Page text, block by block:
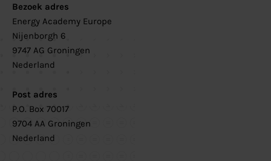
Bezoek adres
Energy Academy Europe
Nijenborgh 6
9747 AG Groningen
Nederland
Post adres
P.O. Box 70017
9704 AA Groningen
Nederland